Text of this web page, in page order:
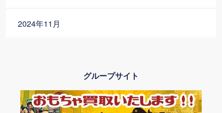
2024年11月
グループサイト